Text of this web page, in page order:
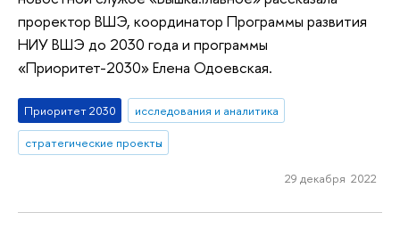
проректор ВШЭ, координатор Программы развития
НИУ ВШЭ до 2030 года и программы
«Приоритет-2030» Елена Одоевская.
Приоритет 2030
исследования и аналитика
стратегические проекты
29 декабря 2022